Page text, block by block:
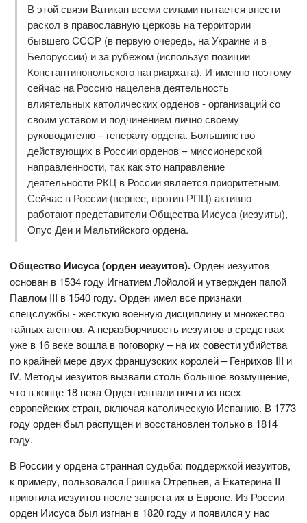
В этой связи Ватикан всеми силами пытается внести
раскол в православную церковь на территории
бывшего СССР (в первую очередь, на Украине и в
Белоруссии) и за рубежом (используя позиции
Константинопольского патриархата). И именно поэтому
сейчас на Россию нацелена деятельность
влиятельных католических орденов - организаций со
своим уставом и подчинением лично своему
руководителю – генералу ордена. Большинство
действующих в России орденов – миссионерской
направленности, так как это направление
деятельности РКЦ в России является приоритетным.
Сейчас в России (вернее, против РПЦ) активно
работают представители Общества Иисуса (иезуиты),
Опус Деи и Мальтийского ордена.
Общество Иисуса (орден иезуитов).Орден иезуитов
основан в 1534 году Игнатием Лойолой и утвержден папой
Павлом III в 1540 году. Орден имел все признаки
спецслужбы - жесткую военную дисциплину и множество
тайных агентов. А неразборчивость иезуитов в средствах
уже в 16 веке вошла в поговорку – на их совести убийства
по крайней мере двух французских королей – Генрихов III и
IV. Методы иезуитов вызвали столь большое возмущение,
что в конце 18 века Орден изгнали почти из всех
европейских стран, включая католическую Испанию. В 1773
году орден был распущен и восстановлен только в 1814
году.
В России у ордена странная судьба: поддержкой иезуитов,
к примеру, пользовался Гришка Отрепьев, а Екатерина II
приютила иезуитов после запрета их в Европе. Из России
орден Иисуса был изгнан в 1820 году и появился у нас